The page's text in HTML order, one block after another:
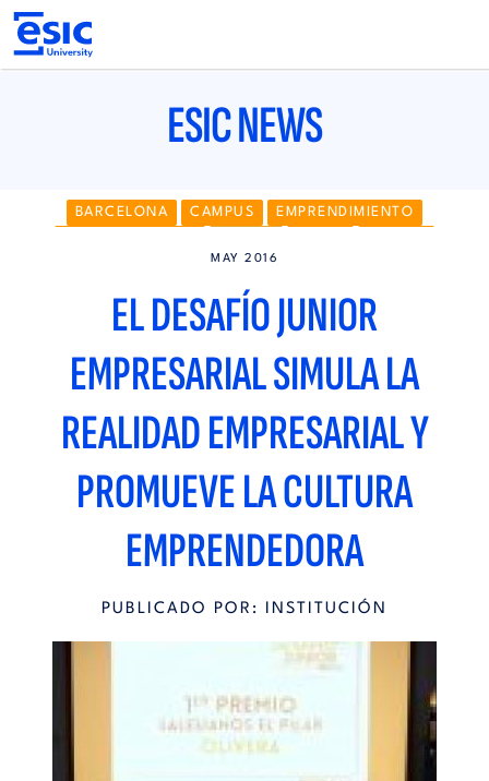
Pasar
contenido
ESIC NEWS
BARCELONA CAMPUS
EMPRENDIMIENTO
MAY 2016
EL DESAFÍO JUNIOR
EMPRESARIAL SIMULA LA
REALIDAD EMPRESARIAL Y
PROMUEVE LA CULTURA
EMPRENDEDORA
PUBLICADO POR: INSTITUCIÓN